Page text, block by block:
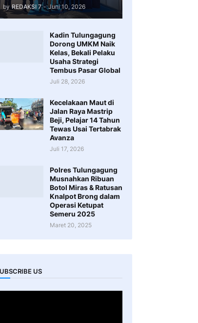
by REDAKSI 7 - Juni 10, 2026
Kadin Tulungagung
Dorong UMKM Naik
Kelas, Bekali Pelaku
Usaha Strategi
Tembus Pasar Global
Juli 28, 2026
Kecelakaan Maut di
Jalan Raya Mastrip
Beji, Pelajar 14 Tahun
Tewas Usai Tertabrak
Avanza
Juli 17, 2026
Polres Tulungagung
Musnahkan Ribuan
Botol Miras & Ratusan
Knalpot Brong dalam
Operasi Ketupat
Semeru 2025
Maret 20, 2025
US